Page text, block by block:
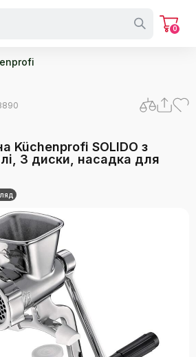
0
Küchenprofi SOLIDO з
3 диски, насадка для